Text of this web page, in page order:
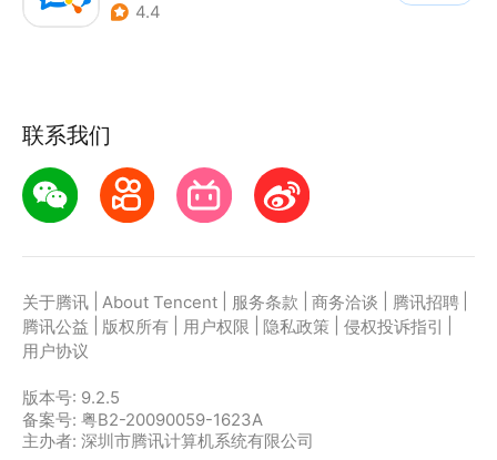
4.4
联系我们
关于腾讯 About Tencent 服务条款 商务洽谈 腾讯招聘
腾讯公益
版权所有 用户权限 隐私政策 侵权投诉指引
用户协议
版本号: 9.2.5
备案号: 粤B2-20090059-1623A
主办者: 深圳市腾讯计算机系统有限公司